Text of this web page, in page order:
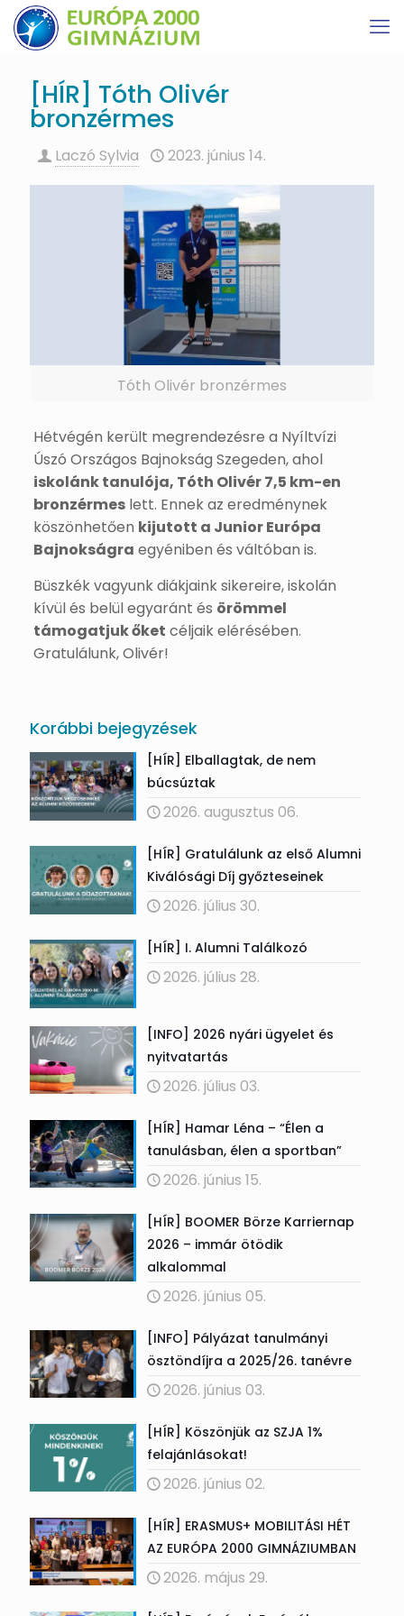
[HÍR] Tóth Olivér
bronzérmes
Laczó Sylvia 2023. június 14.
Tóth Olivér bronzérmes
Hétvégén került megrendezésre a Nyíltvízi
Úszó Országos Bajnokság Szegeden, ahol
iskolánk tanulója, Tóth Olivér 7,5 km-en
bronzérmeslett. Ennek az eredménynek
köszönhetően kijutott a Junior Európa
Bajnokságra egyéniben és váltóban is.
Büszkék vagyunk diákjaink sikereire, iskolán
kívül és belül egyaránt és örömmel
támogatjuk őket céljaik elérésében.
Gratulálunk, Olivér!
Korábbi bejegyzések
[HÍR] Elballagtak, de nem
búcsúztak
2026. augusztus 06.
[HÍR] Gratulálunk az első Alumni
Kiválósági Díj győzteseinek
2026. július 30.
[HÍR] I. Alumni Találkozó
2026. július 28.
[INFO] 2026 nyári ügyelet és
nyitvatartás
2026. július 03.
[HÍR] Hamar Léna – “Élen a
tanulásban, élen a sportban”
2026. június 15.
[HÍR] BOOMER Börze Karriernap
2026 – immár ötödik
alkalommal
2026. június 05.
[INFO] Pályázat tanulmányi
ösztöndíjra a 2025/26. tanévre
2026. június 03.
[HÍR] Köszönjük az SZJA 1%
felajánlásokat!
2026. június 02.
[HÍR] ERASMUS+ MOBILITÁSI HÉT
AZ EURÓPA 2000 GIMNÁZIUMBAN
2026. május 29.